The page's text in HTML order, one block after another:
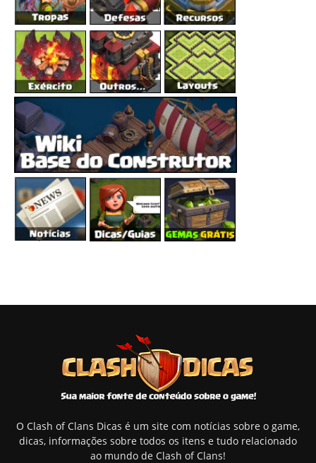
O Clash of Clans Dicas é um site com notícias sobre o game,
dicas, informações sobre todos os itens e tudo relacionado
ao mundo de Clash of Clans!